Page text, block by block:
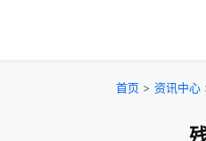
首页 > 资讯中心